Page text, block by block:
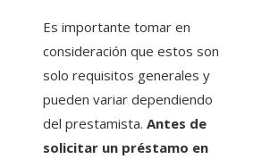
Es importante tomar en
consideración que estos son
solo requisitos generales y
pueden variar dependiendo
del prestamista. Antes de
solicitar un préstamo en